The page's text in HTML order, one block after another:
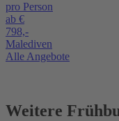
pro Person
ab €
798,-
Malediven
Alle Angebote
Weitere